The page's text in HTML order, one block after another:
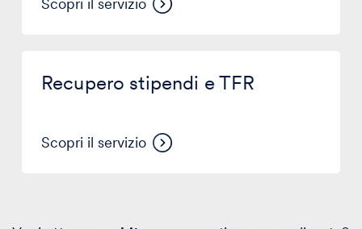
Scopri il servizio
Recupero stipendi e TFR
Scopri il servizio
stipendi